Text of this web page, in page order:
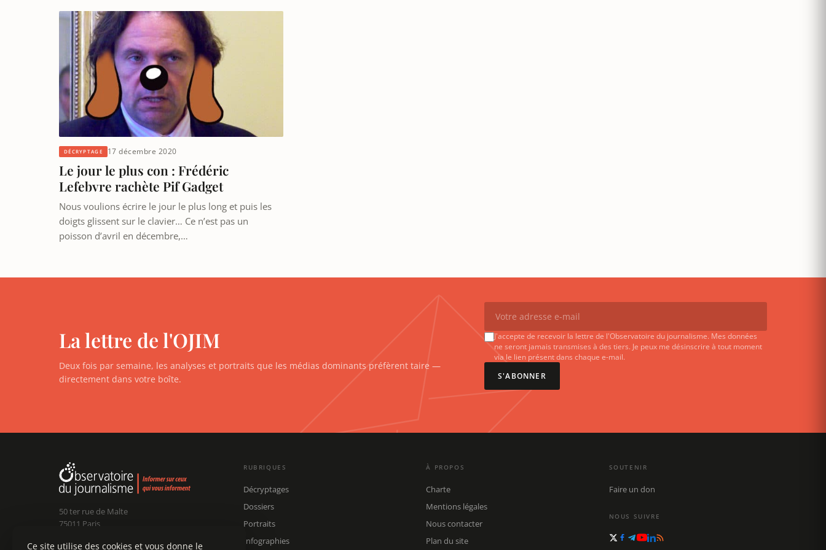
DÉCRYPTAGE 17 décembre 2020
Le jour le plus con : Frédéric
Lefebvre rachète Pif Gadget
Nous voulions écrire le jour le plus long et puis les
doigts glissent sur le clavier… Ce n’est pas un
poisson d’avril en décembre,…
La lettre de l'OJIM
Deux fois par semaine, les analyses et portraits que les médias dominants préfèrent taire —
directement dans votre boîte.
J'accepte de recevoir la lettre de l'Observatoire du journalisme. Mes données
ne seront jamais transmises à des tiers. Je peux me désinscrire à tout moment
via le lien présent dans chaque e-mail.
S'ABONNER
50 ter rue de Malte
75011 Paris
RUBRIQUES
Décryptages
Dossiers
Portraits
Infographies
À PROPOS
Charte
Mentions légales
Nous contacter
Plan du site
SOUTENIR
Faire un don
NOUS SUIVRE
Ce site utilise des cookies et vous donne le